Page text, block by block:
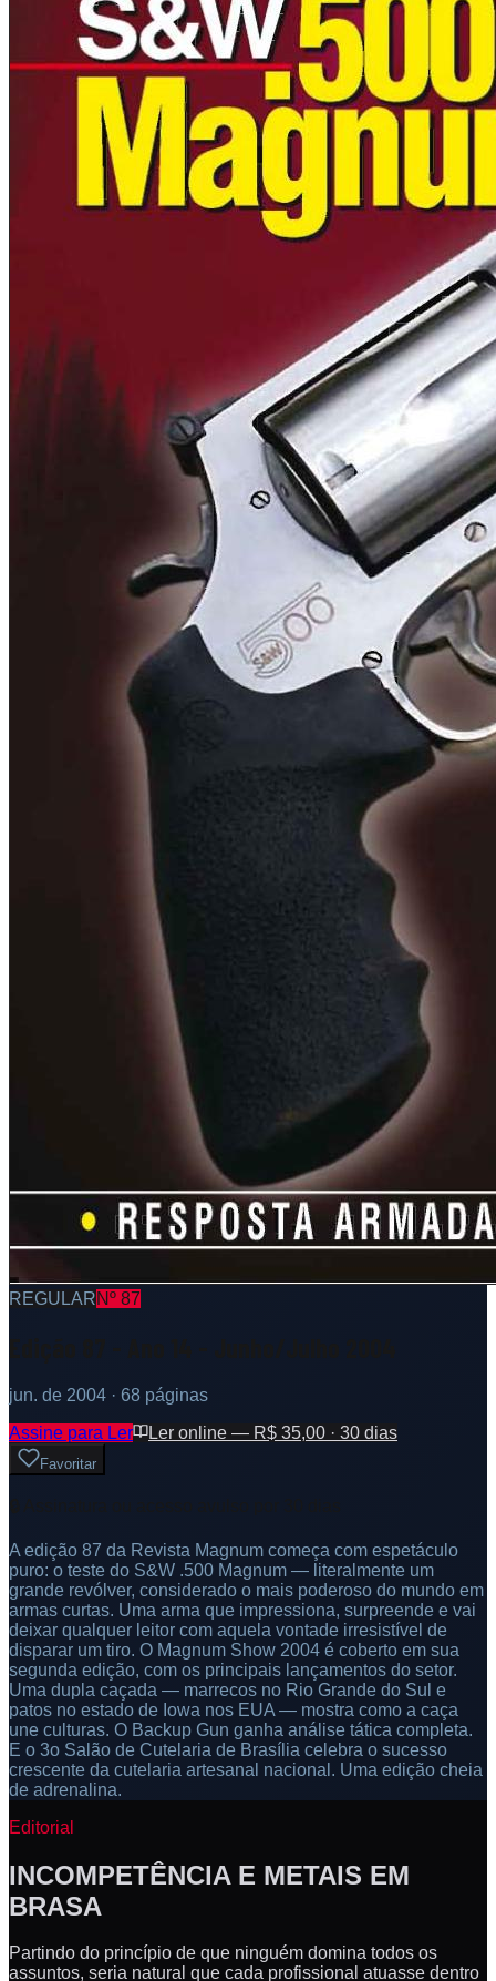
REGULARNº 87
jun. de 2004 · 68 páginas
Assine para Ler
Ler online — R$ 35,00 · 30 dias
Favoritar
A edição 87 da Revista Magnum começa com espetáculo
puro: o teste do S&W .500 Magnum — literalmente um
grande revólver, considerado o mais poderoso do mundo em
armas curtas. Uma arma que impressiona, surpreende e vai
deixar qualquer leitor com aquela vontade irresistível de
disparar um tiro. O Magnum Show 2004 é coberto em sua
segunda edição, com os principais lançamentos do setor.
Uma dupla caçada — marrecos no Rio Grande do Sul e
patos no estado de Iowa nos EUA — mostra como a caça
une culturas. O Backup Gun ganha análise tática completa.
E o 3o Salão de Cutelaria de Brasília celebra o sucesso
crescente da cutelaria artesanal nacional. Uma edição cheia
de adrenalina.
Editorial
INCOMPETÊNCIA E METAIS EM
BRASA
Partindo do princípio de que ninguém domina todos os
assuntos, seria natural que cada profissional atuasse dentro